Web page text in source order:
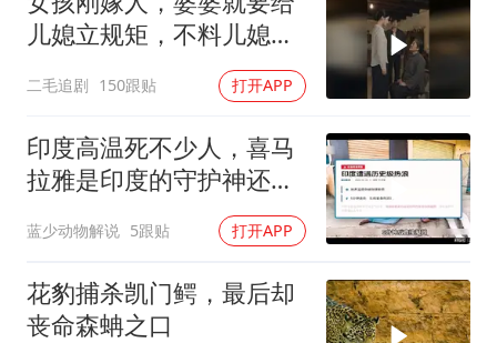
夯实基础开新局
儿媳立规矩，不料儿媳不
二毛追剧 150跟贴 打开APP
印度高温死不少人，喜马
拉雅是印度的守护神还是
蓝少动物解说 5跟贴 打开APP
花豹捕杀凯门鳄，最后却
丧命森蚺之口